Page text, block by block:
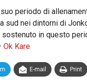
periodo di
nei dintorni di
in questo
Ok Kare
E-mail Print